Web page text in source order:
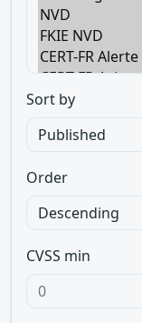
Sort by
Order
CVSS min